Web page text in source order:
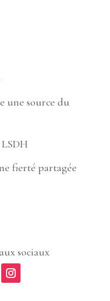
une source du
fierté partagée
sociaux